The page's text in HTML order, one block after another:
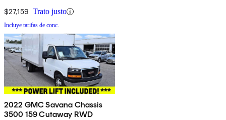
$27,159 Trato justo
Incluye tarifas de conc.
2022 GMC Savana Chassis
3500 159 Cutaway RWD